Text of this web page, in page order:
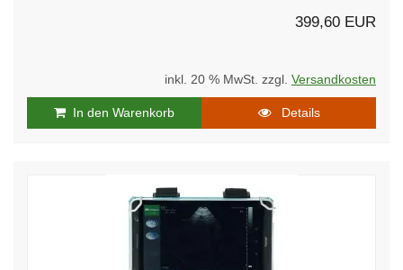
399,60 EUR
inkl. 20 % MwSt. zzgl. Versandkosten
In den Warenkorb Details